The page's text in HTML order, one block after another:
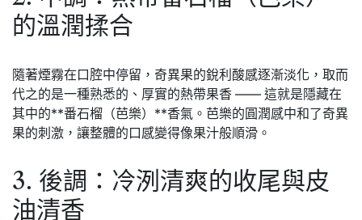
的溫潤揉合
隨著煙霧在口腔中停留，奇異果的銳利酸感逐漸淡化，取而
代之的是一種熟悉的、厚實的熱帶果香 —— 這就是隱藏在
其中的**番石榴（芭樂）**香氣。芭樂的圓潤感中和了奇異
果的刺激，讓整體的口感變得像果汁般順滑。
3. 後調：冷洌清爽的收尾與皮
油清香